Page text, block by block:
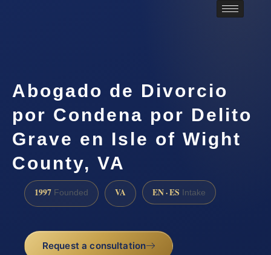
Abogado de Divorcio
por Condena por Delito
Grave en Isle of Wight
County, VA
1997 Founded VA EN · ES Intake
Request a consultation